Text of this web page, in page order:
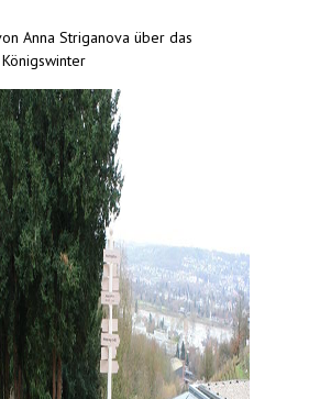
Anna Striganova über das